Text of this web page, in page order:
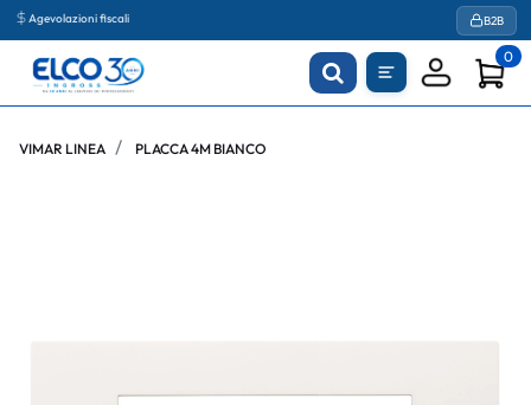
Agevolazioni fiscali B2B
0
VIMAR LINEA PLACCA 4M BIANCO